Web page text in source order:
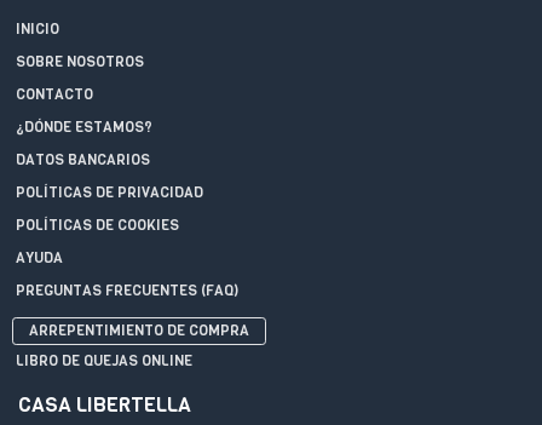
INICIO
SOBRE NOSOTROS
CONTACTO
¿DÓNDE ESTAMOS?
DATOS BANCARIOS
POLÍTICAS DE PRIVACIDAD
POLÍTICAS DE COOKIES
AYUDA
PREGUNTAS FRECUENTES (FAQ)
ARREPENTIMIENTO DE COMPRA
LIBRO DE QUEJAS ONLINE
CASA LIBERTELLA